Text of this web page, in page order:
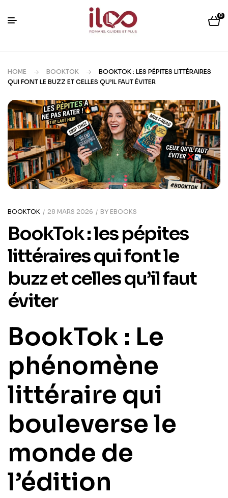
0
HOME BOOKTOK
BOOKTOK : LES PÉPITES LITTÉRAIRES
QUI FONT LE BUZZ ET CELLES QU’IL FAUT ÉVITER
BOOKTOK 28 MARS 2026 BY EBOOKS
BookTok : les pépites
littéraires qui font le
buzz et celles qu’il faut
éviter
BookTok : Le
phénomène
littéraire qui
bouleverse le
monde de
l’édition